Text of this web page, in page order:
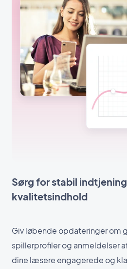
Sørg for stabil
kvalitetsindhold
Giv løbende opdateringer om
spillerprofiler og anmeldelser
dine læsere engagerede og